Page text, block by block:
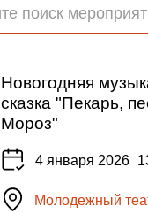
Новогодняя
сказка "Пекарь,
Мороз"
4 января 2026
Молодежный